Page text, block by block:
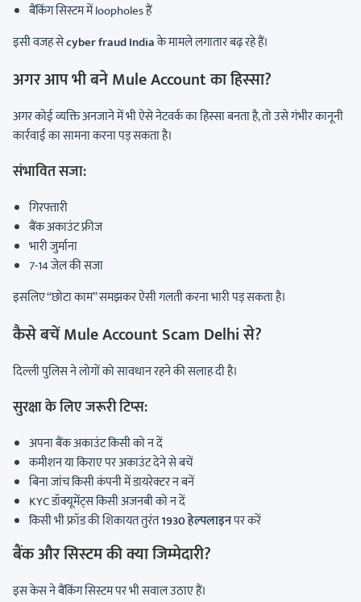
बैंकिंग सिस्टम में loopholes हैं
इसी वजह सेcyber fraud Indiaके मामले लगातार बढ़ रहे हैं।
अगर आप भी बने Mule Account का हिस्सा?
अगर कोई व्यक्ति अनजाने में भी ऐसे नेटवर्क का हिस्सा बनता है, तो उसे गंभीर कानूनी
कार्रवाई का सामना करना पड़ सकता है।
संभावित सजा:
गिरफ्तारी
बैंक अकाउंट फ्रीज
भारी जुर्माना
7-14 जेल की सजा
इसलिए “छोटा काम” समझकर ऐसी गलती करना भारी पड़ सकता है।
कैसे बचें Mule Account Scam Delhi से?
दिल्ली पुलिस ने लोगों को सावधान रहने की सलाह दी है।
सुरक्षा के लिए जरूरी टिप्स:
अपना बैंक अकाउंट किसी को न दें
कमीशन या किराए पर अकाउंट देने से बचें
बिना जांच किसी कंपनी में डायरेक्टर न बनें
KYC डॉक्यूमेंट्स किसी अजनबी को न दें
किसी भी फ्रॉड की शिकायत तुरंत1930 हेल्पलाइनपर करें
बैंक और सिस्टम की क्या जिम्मेदारी?
इस केस ने बैंकिंग सिस्टम पर भी सवाल उठाए हैं।